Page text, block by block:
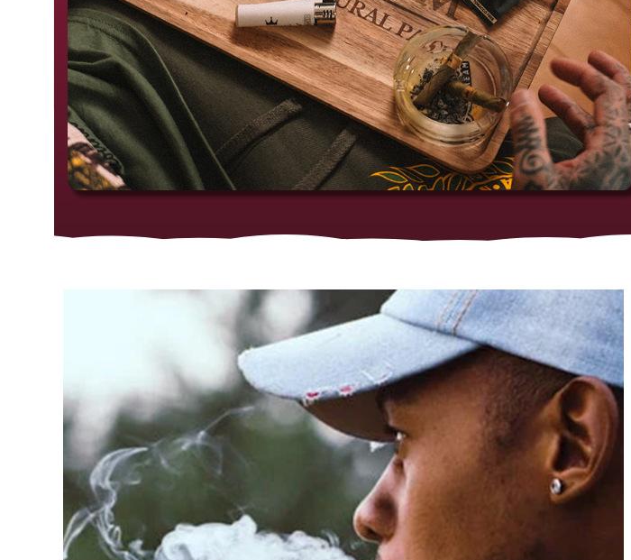
Kundenbewertungen lesen
Schreib uns auf WhatsApp
Kundenservice kontaktieren
🍪 Cookie-Einstellungen ändern